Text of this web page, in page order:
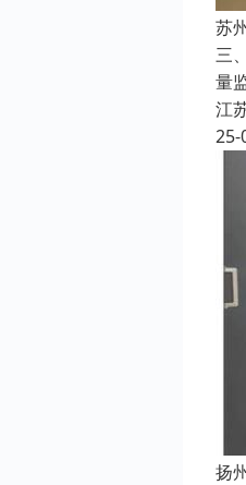
苏
三
量
江
25-
扬